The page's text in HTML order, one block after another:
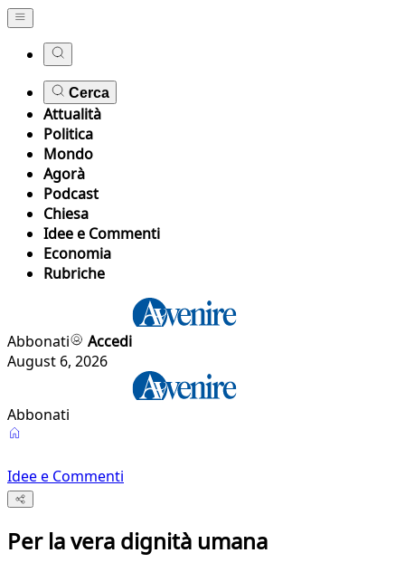
Cerca
Attualità
Politica
Mondo
Agorà
Podcast
Chiesa
Idee e Commenti
Economia
Rubriche
Abbonati
Accedi
August 6, 2026
Abbonati
Idee e Commenti
Per la vera dignità umana